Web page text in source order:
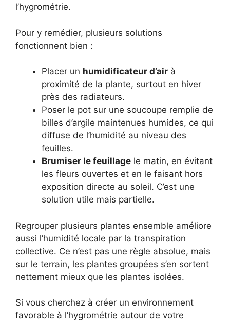
l’hygrométrie.
Pour y remédier, plusieurs solutions
fonctionnent bien :
Placer un humidificateur d’air à
proximité de la plante, surtout en hiver
près des radiateurs.
Poser le pot sur une soucoupe remplie de
billes d’argile maintenues humides, ce qui
diffuse de l’humidité au niveau des
feuilles.
Brumiser le feuillage le matin, en évitant
les fleurs ouvertes et en le faisant hors
exposition directe au soleil. C’est une
solution utile mais partielle.
Regrouper plusieurs plantes ensemble améliore
aussi l’humidité locale par la transpiration
collective. Ce n’est pas une règle absolue, mais
sur le terrain, les plantes groupées s’en sortent
nettement mieux que les plantes isolées.
Si vous cherchez à créer un environnement
favorable à l’hygrométrie autour de votre